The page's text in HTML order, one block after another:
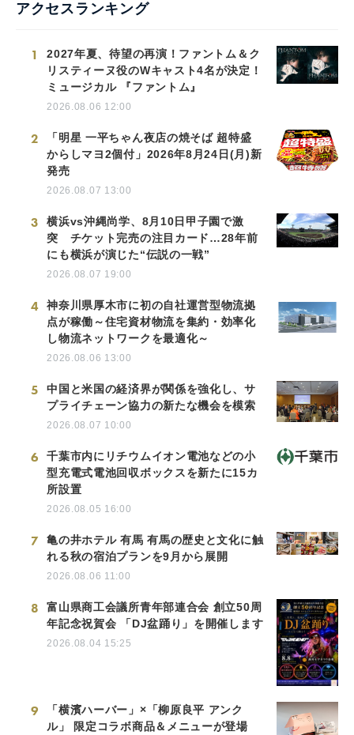
アクセスランキング
1
2027年夏、待望の再演！ファントム＆ク
リスティーヌ役のWキャスト4名が決定！
ミュージカル 『ファントム』
2026.08.06 12:00
2
「明星 一平ちゃん夜店の焼そば 超特盛
からしマヨ2個付」2026年8月24日(月)新
発売
2026.08.07 13:00
3
横浜vs沖縄尚学、8月10日甲子園で激
突 チケット完売の注目カード…28年前
にも横浜が演じた“伝説の一戦”
2026.08.07 19:00
4
神奈川県厚木市に初の自社運営型物流拠
点が稼働～住宅資材物流を集約・効率化
し物流ネットワークを最適化～
2026.08.06 13:00
5
中国と米国の経済界が関係を強化し、サ
プライチェーン協力の新たな機会を模索
2026.08.07 10:00
6
千葉市内にリチウムイオン電池などの小
型充電式電池回収ボックスを新たに15カ
所設置
2026.08.05 16:00
7
亀の井ホテル 有馬 有馬の歴史と文化に触
れる秋の宿泊プランを9月から展開
2026.08.06 11:00
8
富山県商工会議所青年部連合会 創立50周
年記念祝賀会 「DJ盆踊り」を開催します
2026.08.04 15:25
9
「横濱ハーバー」×「柳原良平 アンク
ル」 限定コラボ商品＆メニューが登場